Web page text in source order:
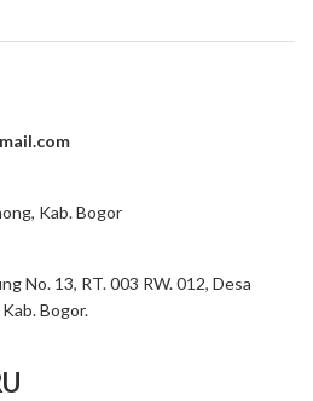
Kab. Bogor
No. 13, RT. 003 RW. 012, Desa
Bogor.